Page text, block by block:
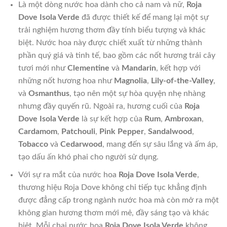
Là một dòng nước hoa dành cho cả nam và nữ, Roja
Dove Isola Verde đã được thiết kế để mang lại một sự
trải nghiệm hương thơm đầy tính biểu tượng và khác
biệt. Nước hoa này được chiết xuất từ những thành
phần quý giá và tinh tế, bao gồm các nốt hương trái cây
tươi mới nhưClementine và Mandarin, kết hợp với
những nốt hương hoa như Magnolia, Lily-of-the-Valley,
và Osmanthus, tạo nên một sự hòa quyện nhẹ nhàng
nhưng đầy quyến rũ. Ngoài ra, hương cuối của Roja
Dove Isola Verde là sự kết hợp của Rum, Ambroxan,
Cardamom, Patchouli, Pink Pepper, Sandalwood,
Tobaccovà Cedarwood, mang đến sự sâu lắng và ấm áp,
tạo dấu ấn khó phai cho người sử dụng.
Với sự ra mắt của nước hoa Roja Dove Isola Verde,
thương hiệu Roja Dove không chỉ tiếp tục khẳng định
được đẳng cấp trong ngành nước hoa mà còn mở ra một
không gian hương thơm mới mẻ, đầy sáng tạo và khác